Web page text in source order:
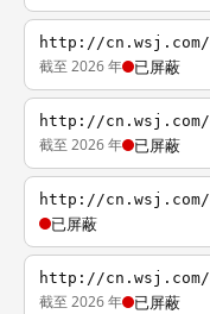
http://cn.wsj.com/
截至 2026 年 已屏蔽
http://cn.wsj.com/
截至 2026 年 已屏蔽
http://cn.wsj.com/
已屏蔽
http://cn.wsj.com/
截至 2026 年 已屏蔽